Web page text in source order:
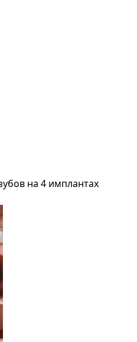
на 4 имплантах